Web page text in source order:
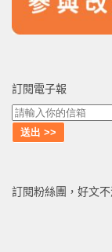
訂閱電子報
訂閱粉絲團，好文不